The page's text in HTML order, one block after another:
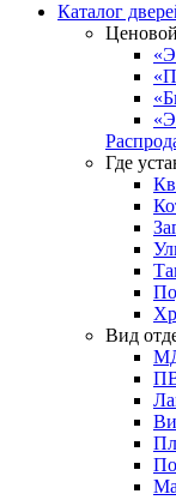
Каталог
Где
Вид